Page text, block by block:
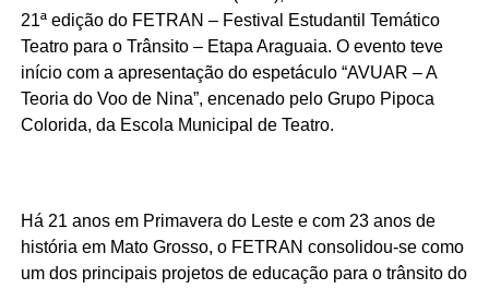
21ª edição do FETRAN – Festival Estudantil Temático
Teatro para o Trânsito – Etapa Araguaia. O evento teve
início com a apresentação do espetáculo “AVUAR – A
Teoria do Voo de Nina”, encenado pelo Grupo Pipoca
Colorida, da Escola Municipal de Teatro.
Há 21 anos em Primavera do Leste e com 23 anos de
história em Mato Grosso, o FETRAN consolidou-se como
um dos principais projetos de educação para o trânsito do